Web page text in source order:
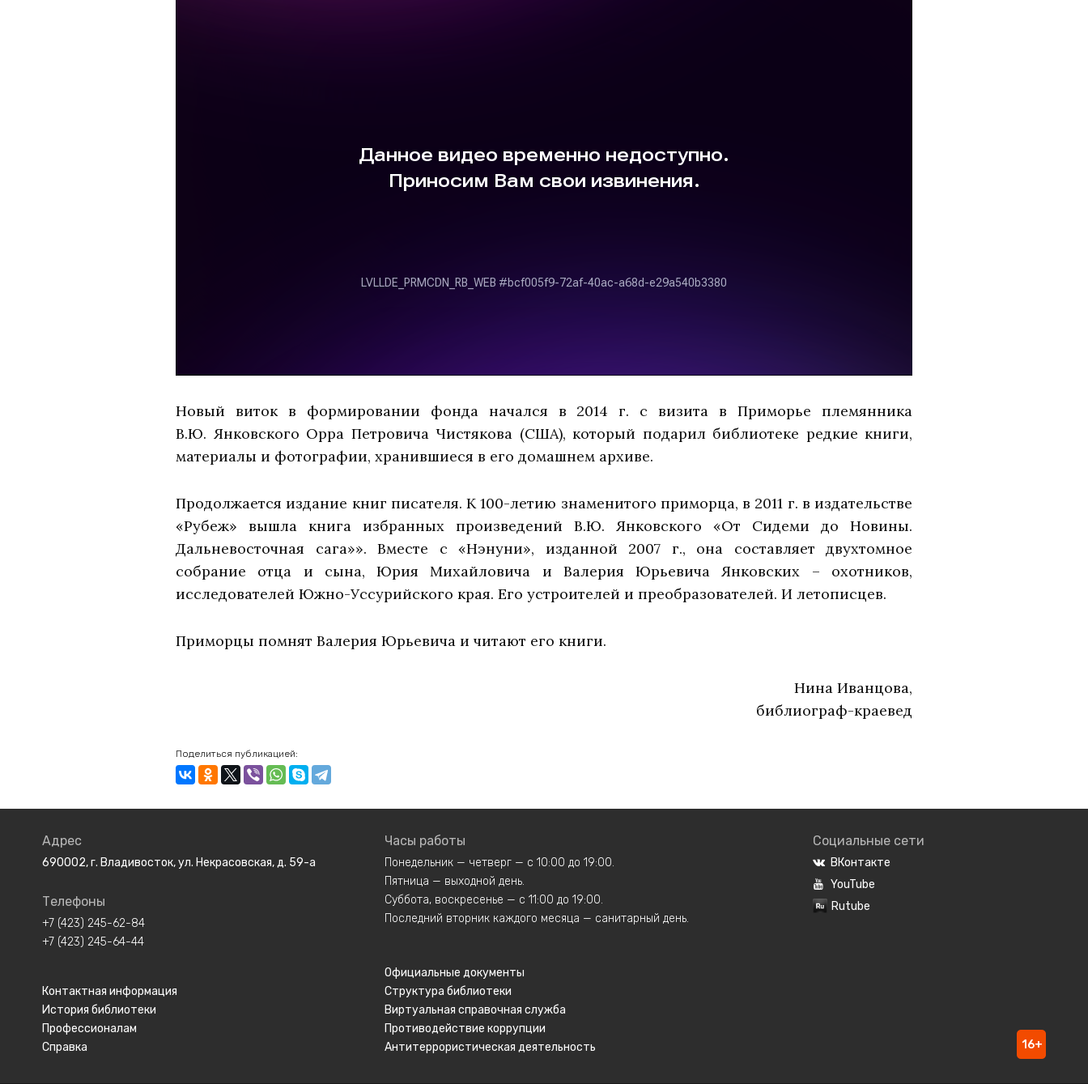
Новый виток в формировании фонда начался в 2014 г. с визита в Приморье племянника
В.Ю. Янковского Орра Петровича Чистякова (США), который подарил библиотеке редкие книги,
материалы и фотографии, хранившиеся в его домашнем архиве.
Продолжается издание книг писателя. К 100-летию знаменитого приморца, в 2011 г. в издательстве
«Рубеж» вышла книга избранных произведений В.Ю. Янковского «От Сидеми до Новины.
Дальневосточная сага»». Вместе с «Нэнуни», изданной 2007 г., она составляет двухтомное
собрание отца и сына, Юрия Михайловича и Валерия Юрьевича Янковских – охотников,
исследователей Южно-Уссурийского края. Его устроителей и преобразователей. И летописцев.
Приморцы помнят Валерия Юрьевича и читают его книги.
Нина Иванцова,
библиограф-краевед
Поделиться публикацией:
Адрес
690002, г. Владивосток, ул. Некрасовская, д. 59-а
Телефоны
+7 (423) 245-62-84
+7 (423) 245-64-44
Контактная информация
История библиотеки
Профессионалам
Справка
Часы работы
Понедельник — четверг — с 10:00 до 19:00.
Пятница — выходной день.
Суббота, воскресенье — с 11:00 до 19:00.
Последний вторник каждого месяца — санитарный день.
Официальные документы
Структура библиотеки
Виртуальная справочная служба
Противодействие коррупции
Антитеррористическая деятельность
Социальные сети
ВКонтакте
YouTube
Rutube
16+